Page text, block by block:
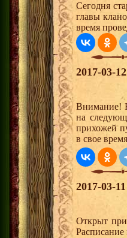
Сегодня
главы
время
2017-03-
Внимание!
на
прихожей
в свое
2017-03-
Открыт